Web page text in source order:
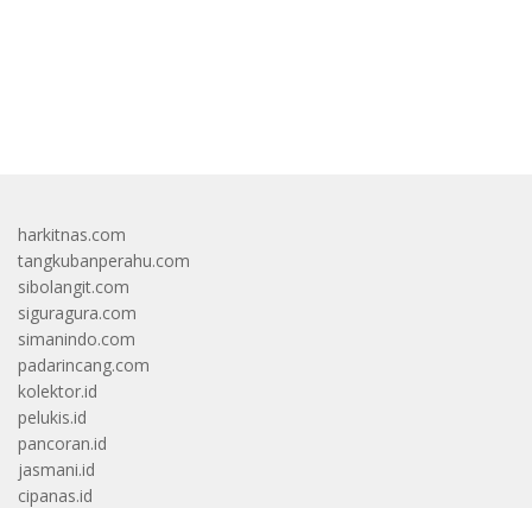
harkitnas.com
tangkubanperahu.com
sibolangit.com
siguragura.com
simanindo.com
padarincang.com
kolektor.id
pelukis.id
pancoran.id
jasmani.id
cipanas.id